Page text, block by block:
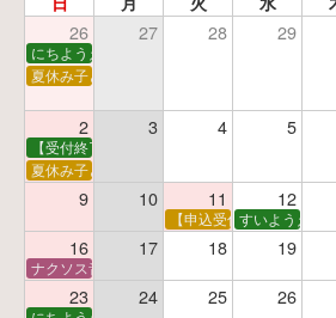
26 27 28 29
にちようえほん
夏休み子ども映画会
2 3 4 5
【受付終了】親子で挑戦！調べ学習ワークショ
夏休み子ども平和映画会
9 10 11 12
【申込受付中】夏休みお
すいようえほん
16 17 18 19
ナクソス音楽会 第5回 NHK交響楽団創立100年
23 24 25 26